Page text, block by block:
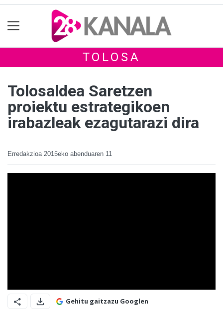
TOLOSA
Tolosaldea Saretzen
proiektu estrategikoen
irabazleak ezagutarazi dira
Erredakzioa 2015eko abenduaren 11
Gehitu gaitzazu Googlen